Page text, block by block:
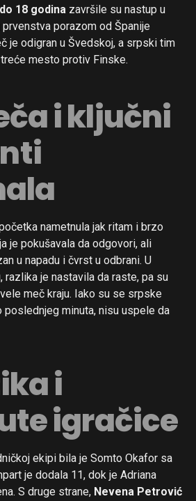
18 godina završile su nastup u
porazom od Španije
je odigran u Švedskoj, a srpski tim
mesto protiv Finske.
i ključni
nametnula jak ritam i brzo
je pokušavala da odgovori, ali
u napadu i čvrst u odbrani. U
razlika je nastavila da raste, pa su
meč kraju. Iako su se srpske
poslednjeg minuta, nisu uspele da
i
igračice
ekipi bila je Somto Okafor sa
je dodala 11, dok je Adriana
S druge strane, Nevena Petrović